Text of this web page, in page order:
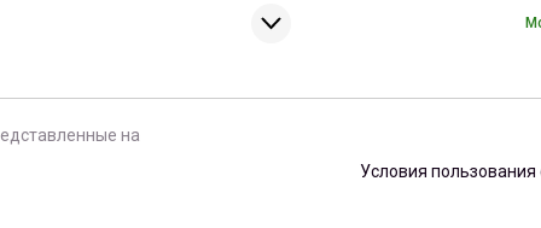
на
Условия пользования